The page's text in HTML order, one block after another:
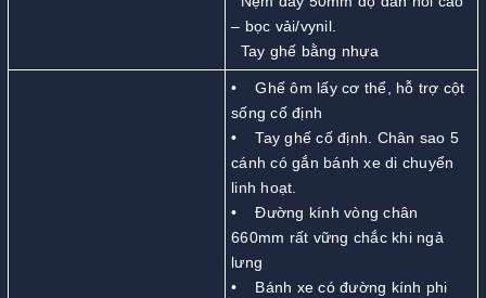
– bọc vải/vynil.
Tay ghế bằng nhựa
• Ghế ôm lấy cơ thể, hỗ trợ cột
sống cố định
• Tay ghế cố định. Chân sao 5
cánh có gắn bánh xe di chuyển
linh hoạt.
• Đường kính vòng chân
660mm rất vững chắc khi ngả
lưng
• Bánh xe có đường kính phi